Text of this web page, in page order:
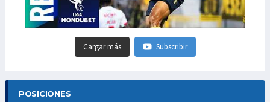
Cargar más Subscribir
POSICIONES